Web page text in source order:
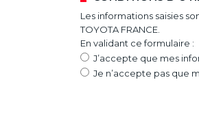
Les informations saisies
TOYOTA FRANCE.
En validant ce formulaire :
J’accepte que mes
Je n’accepte pas que